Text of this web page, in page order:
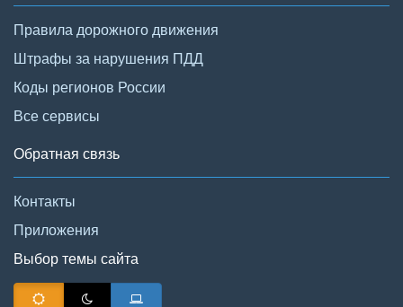
Правила дорожного движения
Штрафы за нарушения ПДД
Коды регионов России
Все сервисы
Обратная связь
Контакты
Приложения
Выбор темы сайта